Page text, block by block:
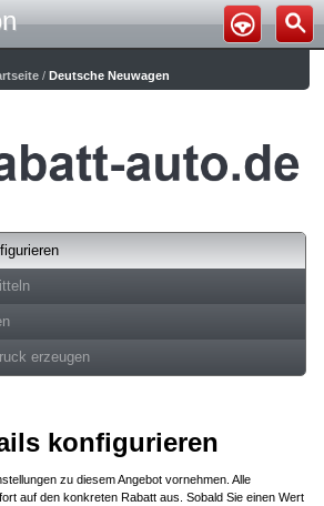
/Deutsche Neuwagen
erzeugen
konfigurieren
zu diesem Angebot vornehmen. Alle
auf den konkreten Rabatt aus. Sobald Sie einen Wert